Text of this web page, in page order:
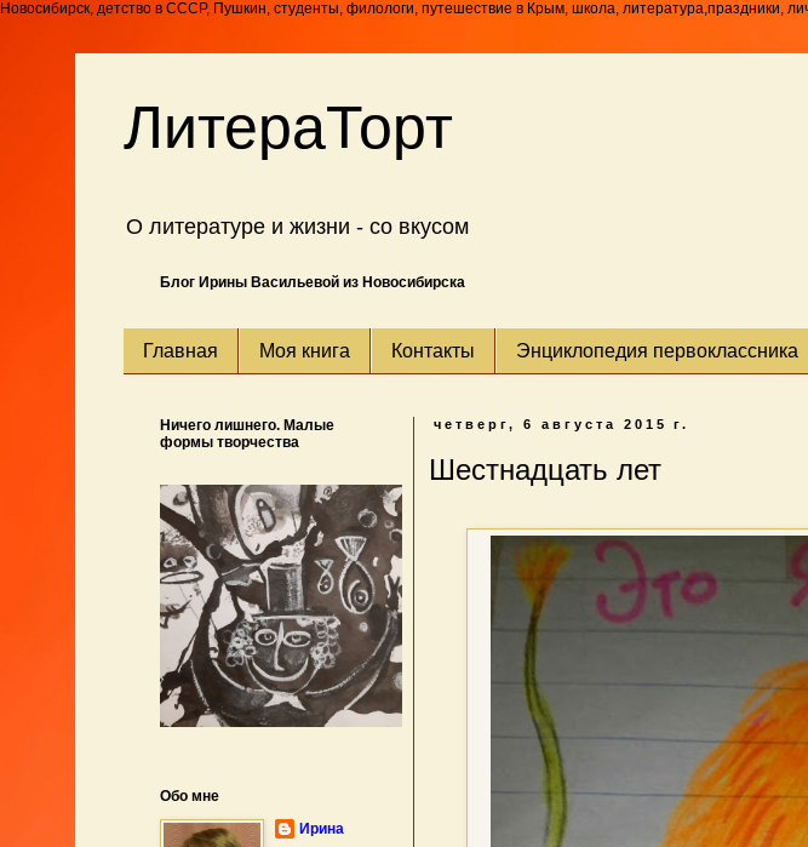
Новосибирск, детство в СССР, Пушкин, студенты, филологи, путешествие в Крым, школа, литература,праздники,
ЛитераТорт
О литературе и жизни - со вкусом
Блог Ирины Васильевой из Новосибирска
Главная Моя книга Контакты Энциклопедия первоклассника
четверг, 6 августа 2015 г.
Шестнадцать лет
Ничего лишнего. Малые
формы творчества
Обо мне
Ирина